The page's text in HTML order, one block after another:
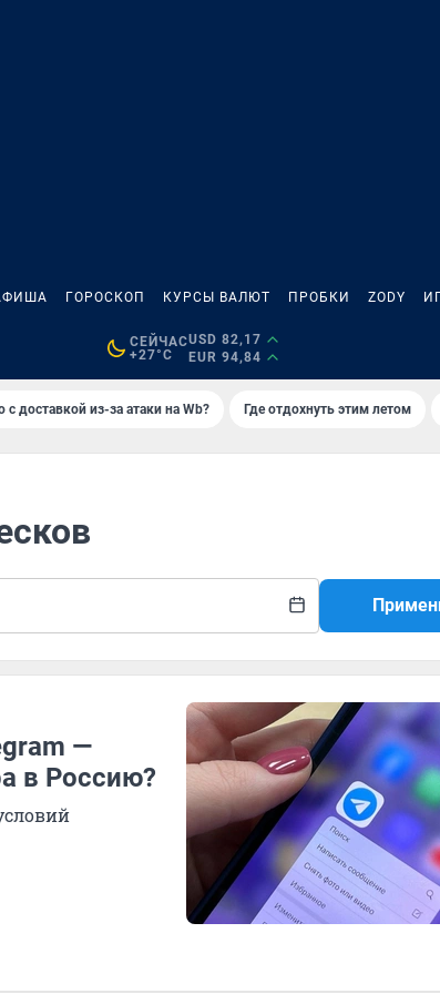
ГОРОСКОП КУРСЫ ВАЛЮТ ПРОБКИ ZODY
СЕЙЧАС
+27°C
USD 82,17
EUR 94,84
с доставкой из-за атаки на Wb? Где отдохнуть этим летом
—
в Россию?